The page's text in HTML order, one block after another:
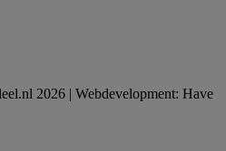
2026 | Webdevelopment: Have